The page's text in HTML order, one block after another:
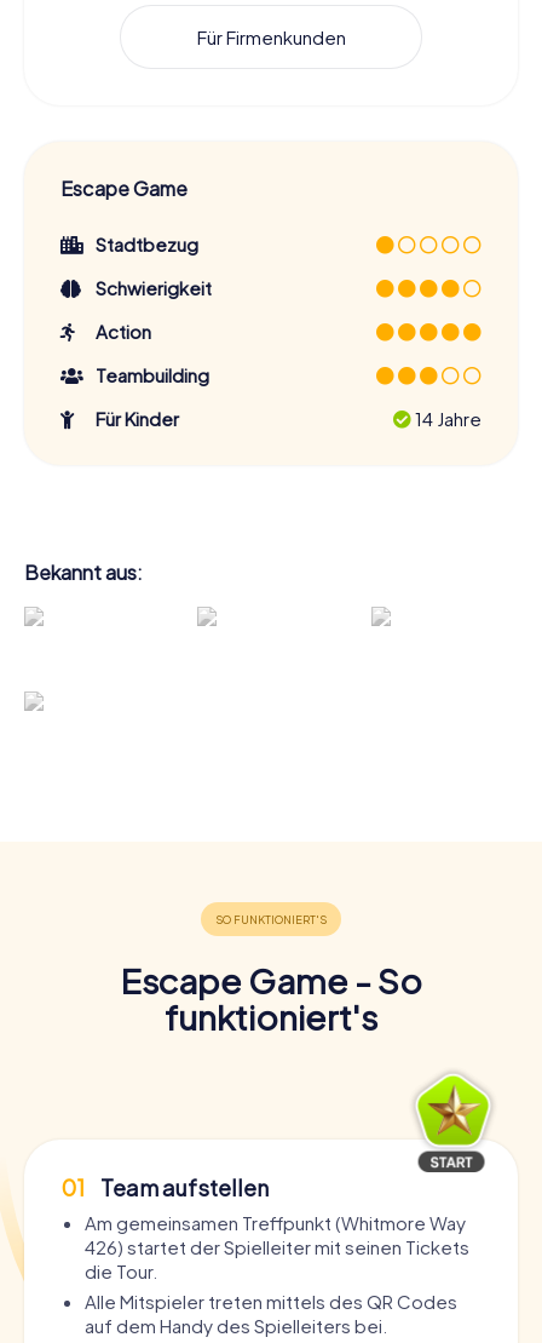
Für Firmenkunden
Escape Game
Stadtbezug
Schwierigkeit
Action
Teambuilding
Für Kinder
14 Jahre
Bekannt aus:
Escape Game - So
funktioniert's
01 Team aufstellen
Am gemeinsamen Treffpunkt (Whitmore Way
426) startet der Spielleiter mit seinen Tickets
die Tour.
Alle Mitspieler treten mittels des QR Codes
auf dem Handy des Spielleiters bei.